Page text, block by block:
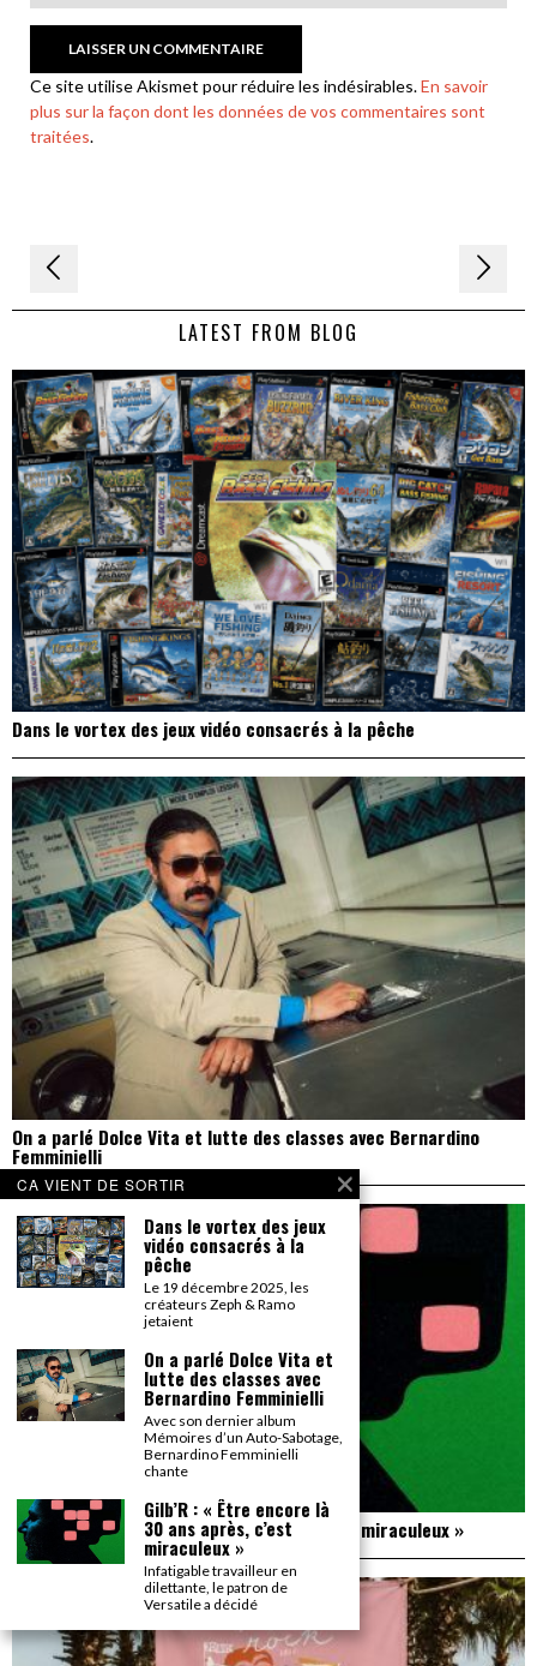
Ce site utilise Akismet pour réduire les indésirables.En savoir
plus sur la façon dont les données de vos commentaires sont
traitées.
Navigation
de LATEST FROM BLOG
Dans le vortex des jeux vidéo consacrés à la pêche
On a parlé Dolce Vita et lutte des classes avec Bernardino
Femminielli
Gilb’R : « Être encore là 30 ans après, c’est miraculeux »
CA VIENT DE SORTIR
Dans le vortex des jeux
vidéo consacrés à la
pêche
Le 19 décembre 2025, les
créateurs Zeph & Ramo
jetaient
On a parlé Dolce Vita et
lutte des classes avec
Bernardino Femminielli
Avec son dernier album
Mémoires d’un Auto-Sabotage,
Bernardino Femminielli
chante
Gilb’R : « Être encore là
30 ans après, c’est
miraculeux »
Infatigable travailleur en
dilettante, le patron de
Versatile a décidé